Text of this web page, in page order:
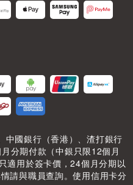
中國銀行（香港）、渣打銀行
分期付款（中銀只限12個月
適用於簽卡價，24個月分期以
請與職員查詢。使用信用卡分